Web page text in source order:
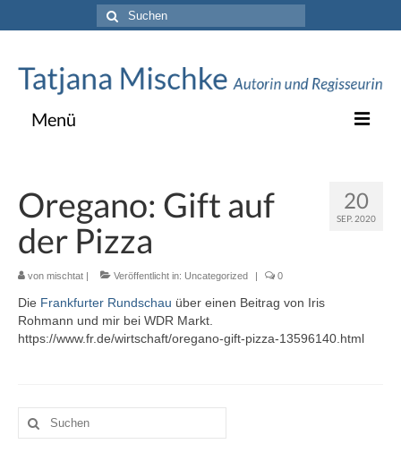
Suche
nach:
Menü
TV
Texte & Theater
Blog
20
SEP. 2020
Oregano: Gift auf
der Pizza
von mischtat | Veröffentlicht in: Uncategorized | 0
Die Frankfurter Rundschau über einen Beitrag von Iris
Rohmann und mir bei WDR Markt.
https://www.fr.de/wirtschaft/oregano-gift-pizza-13596140.html
Suche
nach: